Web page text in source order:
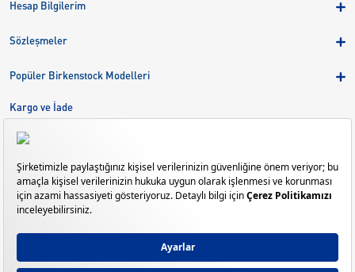
Birkenstock Group
Kariyer
Hesap Bilgilerim
Sipariş Takibi
Sözleşmeler
Kargo ve İade
Çerez Tercihlerini Yönetin
Popüler Birkenstock Modelleri
Gizeh
Mayari
Madrid
Kargo ve İade
Bize Ulaşın